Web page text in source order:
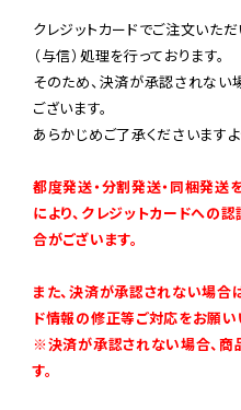
クレジットカードでご注文いた
（与信）処理を行っております。
そのため、決済が承認されな
ございます。
あらかじめご了承くださいます
都度発送・分割発送・同梱発送
により、クレジットカードへの
合がございます。
また、決済が承認されない場合
ド情報の修正等ご対応をお願い
※決済が承認されない場合、商
す。